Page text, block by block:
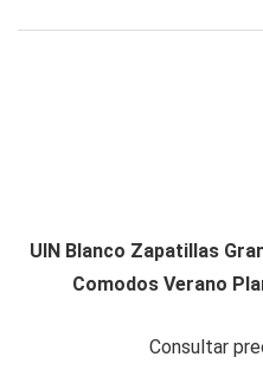
UIN Blanco Zapatillas
Comodos Verano
Consultar